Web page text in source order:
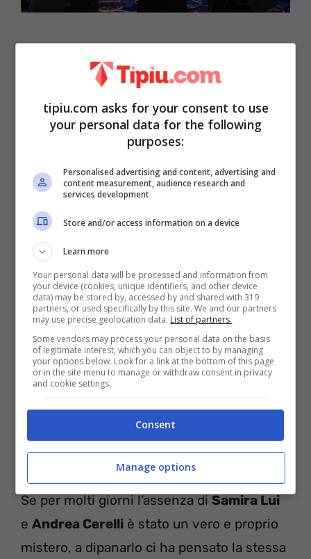
Negli ultimi giorni non è passata
inosservatal’assenza priva di
giustificazione dei professor
i Andrea e
volti noti del Piccolo Schermo: difatti è
conducendo al fianco diFlavio Insinna
tornata poi nello studio dell’
Eleonora Arosio.
Se per molti giorni l’assenza diSamira Lui
e Andrea Cerelli è stato un vero e proprio
mistero, a dipanarlo ci ha pensato la stessa
tipiu.com asks for your consent to use
your personal data for the following
purposes:
Personalised advertising and content, advertising and
content measurement, audience research and
services development
Store and/or access information on a device
Learn more
Your personal data will be processed and information from
your device (cookies, unique identifiers, and other device
data) may be stored by, accessed by and shared with 319
partners, or used specifically by this site. We and our partners
may use precise geolocation data. List of partners.
Some vendors may process your personal data on the basis
of legitimate interest, which you can object to by managing
your options below. Look for a link at the bottom of this page
or in the site menu to manage or withdraw consent in privacy
and cookie settings.
Consent
Manage options